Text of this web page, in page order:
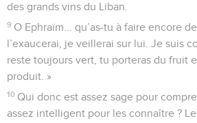
des grands vins du Liban.
9 O Ephraïm... qu’as-tu à faire encore
l’exaucerai, je veillerai sur lui. Je suis
reste toujours vert, tu porteras du fruit
produit. »
10 Qui donc est assez sage pour
assez intelligent pour les connaître ?